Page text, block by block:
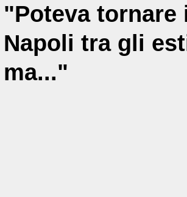
"Poteva tornare
Napoli tra gli
ma..."